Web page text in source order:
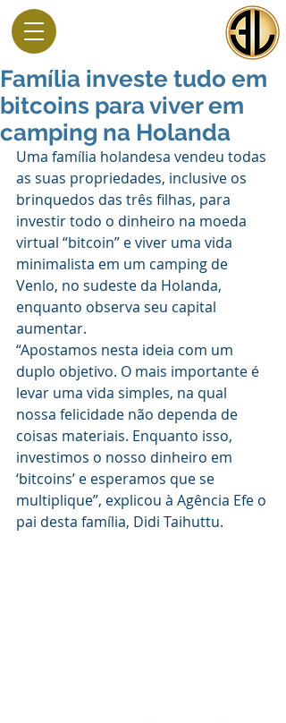
Família investe tudo em
bitcoins para viver em
camping na Holanda
Uma família holandesa vendeu todas
as suas propriedades, inclusive os
brinquedos das três filhas, para
investir todo o dinheiro na moeda
virtual “bitcoin” e viver uma vida
minimalista em um camping de
Venlo, no sudeste da Holanda,
enquanto observa seu capital
aumentar.
“Apostamos nesta ideia com um
duplo objetivo. O mais importante é
levar uma vida simples, na qual
nossa felicidade não dependa de
coisas materiais. Enquanto isso,
investimos o nosso dinheiro em
‘bitcoins’ e esperamos que se
multiplique”, explicou à Agência Efe o
pai desta família, Didi Taihuttu.